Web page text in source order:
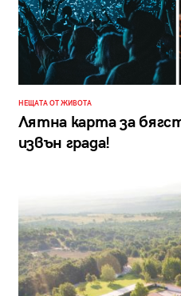
НЕЩАТА ОТ ЖИВОТА
Лятна карта за
извън града!